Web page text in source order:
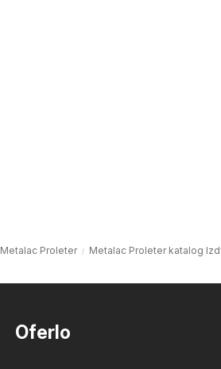
Metalac Proleter Metalac Proleter katalog
Oferlo